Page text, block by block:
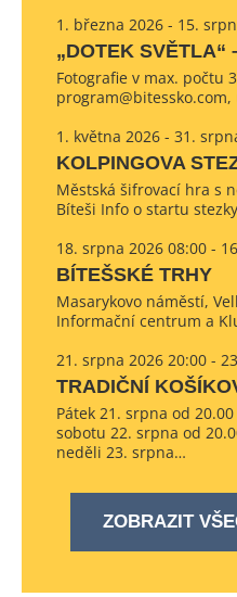
1. března 2026 - 15.
„DOTEK
Fotografie v max. počtu
1. května 2026 - 31.
KOLPINGOVA
Městská šifrovací hra s
Bíteši Info o startu
18. srpna 2026 08:00 -
BÍTEŠSKÉ TRHY
Masarykovo náměstí,
Informační centrum a
21. srpna 2026 20:00 -
TRADIČNÍ
Pátek 21. srpna od
sobotu 22. srpna od
neděli 23. srpna…
ZOBRAZIT